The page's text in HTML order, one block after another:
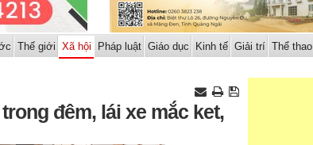
Thế giới Xã hội Pháp luật Giáo dục Kinh tế Giải trí Thể thao
đêm, lái xe mắc ket,